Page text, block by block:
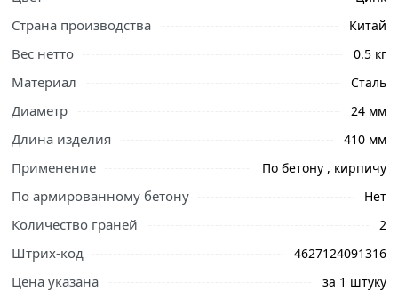
описанием и отзывами о товаре, чтобы сделать
правильный выбор и заказать онлайн. Наши
профессиональные менеджеры обработают заказ и
свяжутся с Вами для согласования условий доставки
или самовывоза.
Страна производства Китай
Вес нетто 0.5 кг
Материал Сталь
Диаметр 24 мм
Длина изделия 410 мм
Применение По бетону , кирпичу
По армированному бетону Нет
Количество граней 2
Штрих-код 4627124091316
Цена указана за 1 штуку